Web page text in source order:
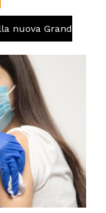
Granda Volley